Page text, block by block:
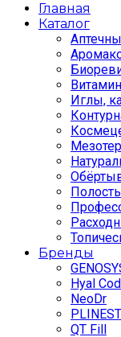
Главная
Каталог
Иглы,
Бренды
Hyal
NeoDr
PLINEST
QT Fill